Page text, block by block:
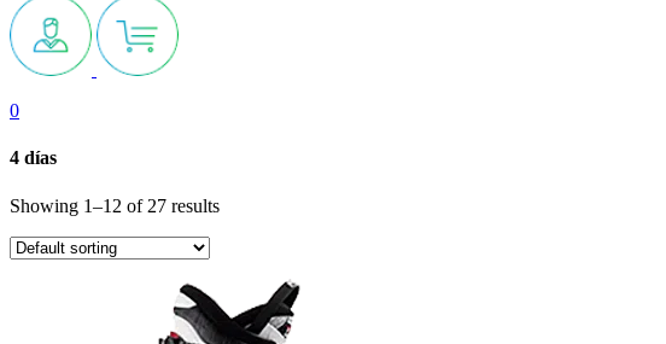
0
4 días
Showing 1–12 of 27 results